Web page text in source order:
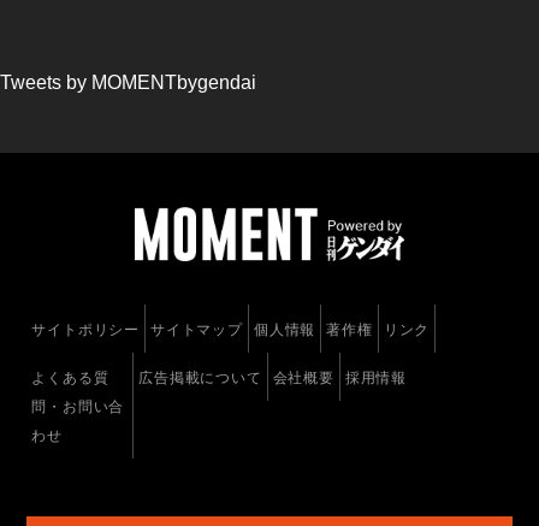
Tweets by MOMENTbygendai
サイトポリシー サイトマップ 個人情報 著作権 リンク
よくある質
問・お問い合
わせ
広告掲載について 会社概要 採用情報